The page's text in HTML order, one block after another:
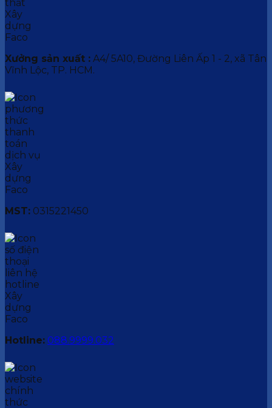
Xưởng sản xuất : A4/ 5A10, Đường Liên Ấp 1 - 2, xã Tân
Vĩnh Lộc, TP. HCM.
MST: 0315221450
Hotline: 088.9999.032